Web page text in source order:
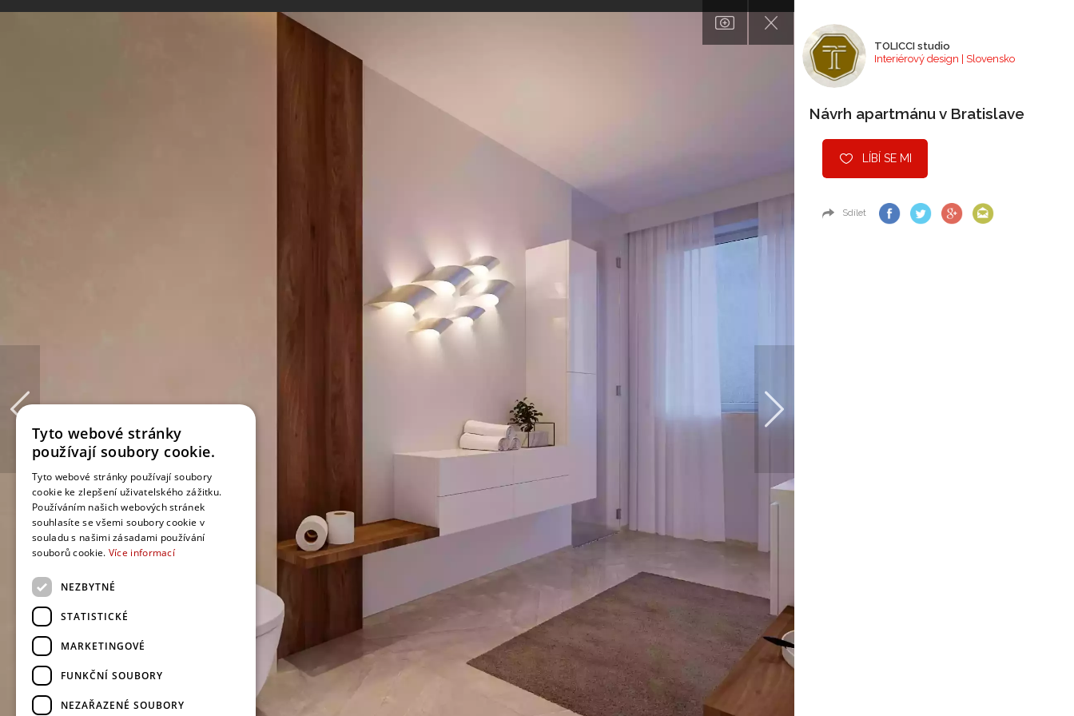
TOLICCI studio
Interiérový design | Slovensko
Návrh apartmánu v Bratislave
LÍBÍ SE MI
Sdílet
Tyto webové stránky
používají soubory cookie.
Tyto webové stránky používají soubory
cookie ke zlepšení uživatelského zážitku.
Používáním našich webových stránek
souhlasíte se všemi soubory cookie v
souladu s našimi zásadami používání
souborů cookie. Více informací
NEZBYTNÉ
STATISTICKÉ
MARKETINGOVÉ
FUNKČNÍ SOUBORY
NEZAŘAZENÉ SOUBORY